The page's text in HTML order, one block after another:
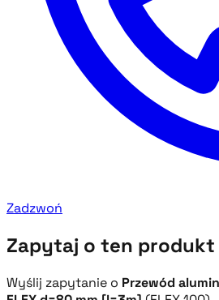
Zadzwoń
Zapytaj o ten produkt
Wyślij zapytanie o Przewód